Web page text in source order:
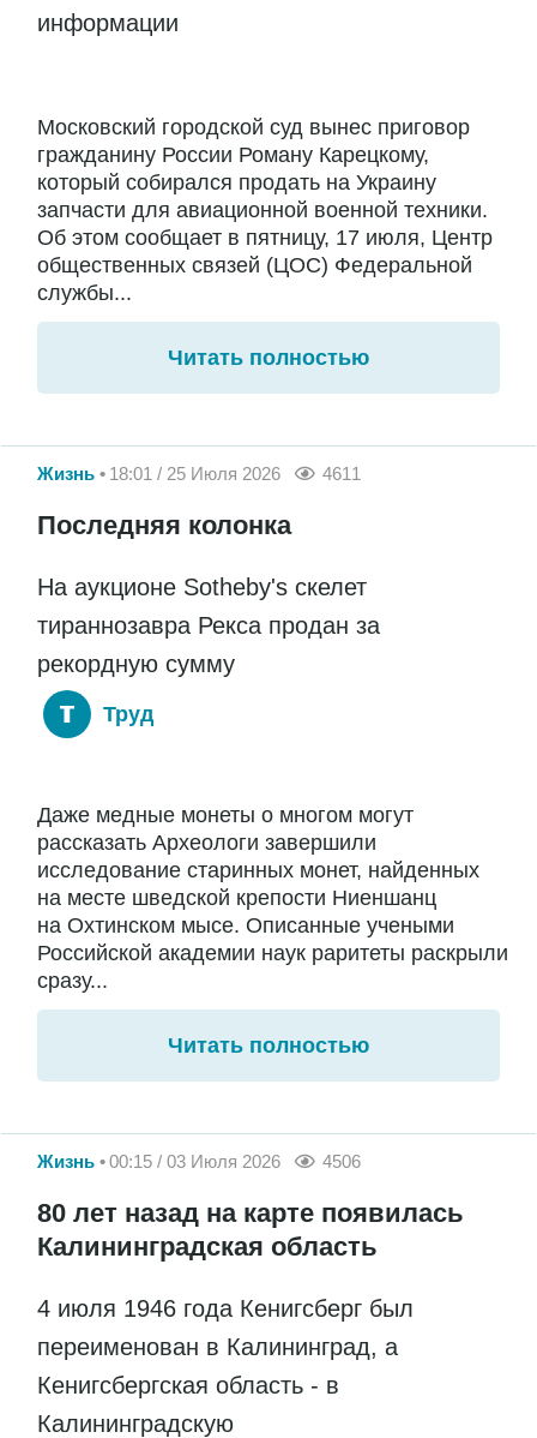
информации
Московский городской суд вынес приговор
гражданину России Роману Карецкому,
который собирался продать на Украину
запчасти для авиационной военной техники.
Об этом сообщает в пятницу, 17 июля, Центр
общественных связей (ЦОС) Федеральной
службы...
Читать полностью
Жизнь 18:01 / 25 Июля 2026 4611
Последняя колонка
На аукционе Sotheby's скелет
тираннозавра Рекса продан за
рекордную сумму
Труд
Даже медные монеты о многом могут
рассказать Археологи завершили
исследование старинных монет, найденных
на месте шведской крепости Ниеншанц
на Охтинском мысе. Описанные учеными
Российской академии наук раритеты раскрыли
сразу...
Читать полностью
Жизнь 00:15 / 03 Июля 2026 4506
80 лет назад на карте появилась
Калининградская область
4 июля 1946 года Кенигсберг был
переименован в Калининград, а
Кенигсбергская область - в
Калининградскую